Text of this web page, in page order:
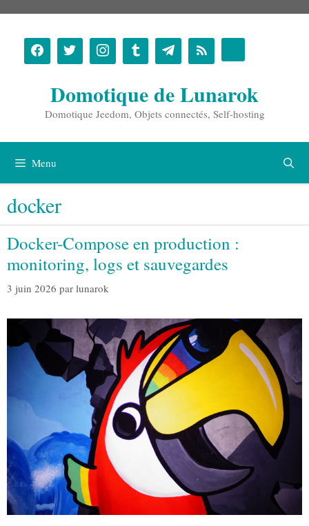
contenu
Domotique de Lunarok
Domotique Jeedom, Objets connectés, Self-hosting
Menu
docker
Docker-Compose en production :
monitoring, logs et sauvegardes
3 juin 2026 par lunarok